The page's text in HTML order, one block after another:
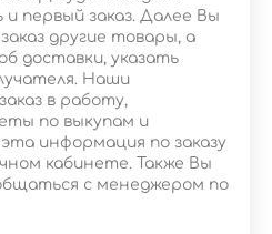
первый заказ. Далее Вы
другие товары, а
доставки, указать
Наши
в работу,
по выкупам и
эта информация по заказу
кабинете. Также Вы
с менеджером по